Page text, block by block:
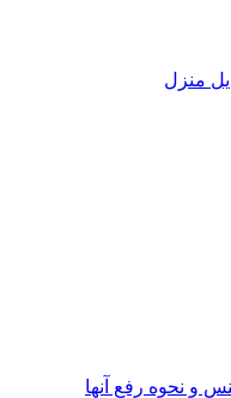
منزل
و نحوه رفع آنها